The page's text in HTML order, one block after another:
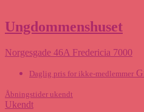
Ungdommenshuset
Norgesgade 46A Fredericia 7000
Daglig pris for ikke-medlemmer
Åbningstider ukendt
Ukendt